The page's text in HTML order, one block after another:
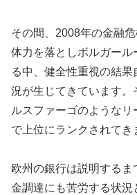
その間、2008年の金融
体力を落としボルガー
る中、健全性重視の結
況が生じてきています。
ルスファーゴのような
で上位にランクされてき
欧州の銀行は説明する
金調達にも苦労する状